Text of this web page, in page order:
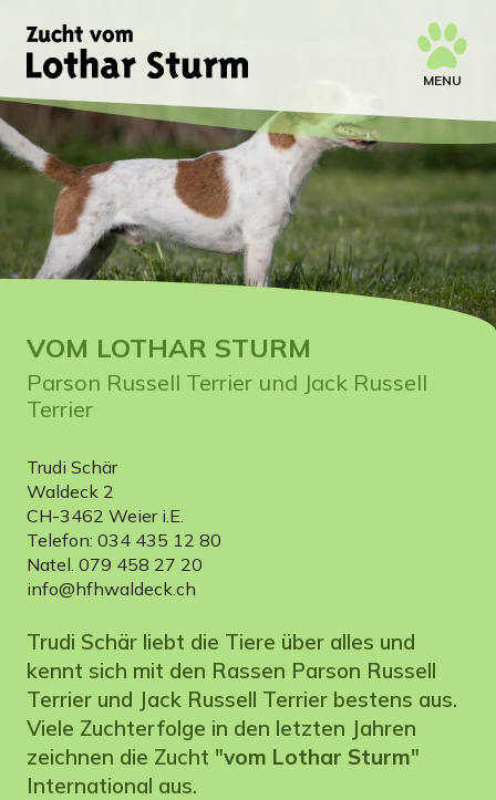
MENU
VOM LOTHAR STURM
Parson Russell Terrier und Jack Russell
Terrier
Trudi Schär
Waldeck 2
CH-3462 Weier i.E.
Telefon: 034 435 12 80
Natel. 079 458 27 20
info@hfhwaldeck.ch
Trudi Schär liebt die Tiere über alles und
kennt sich mit den Rassen Parson Russell
Terrier und Jack Russell Terrier bestens aus.
Viele Zuchterfolge in den letzten Jahren
zeichnen die Zucht "vom Lothar Sturm"
International aus.